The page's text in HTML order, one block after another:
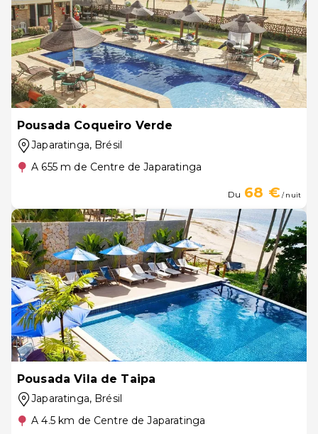
Pousada Coqueiro Verde
Japaratinga, Brésil
A 655 m de Centre de Japaratinga
Du 68 €/ nuit
Pousada Vila de Taipa
Japaratinga, Brésil
A 4.5 km de Centre de Japaratinga